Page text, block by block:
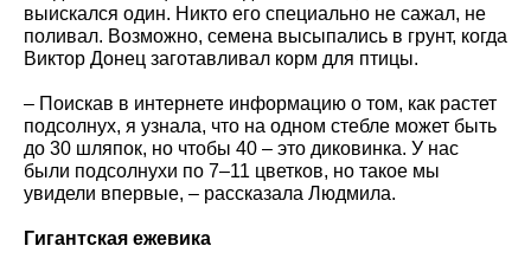
выискался один. Никто его специально не сажал, не
поливал. Возможно, семена высыпались в грунт, когда
Виктор Донец заготавливал корм для птицы.
– Поискав в интернете информацию о том, как растет
подсолнух, я узнала, что на одном стебле может быть
до 30 шляпок, но чтобы 40 – это диковинка. У нас
были подсолнухи по 7–11 цветков, но такое мы
увидели впервые, – рассказала Людмила.
Гигантская ежевика